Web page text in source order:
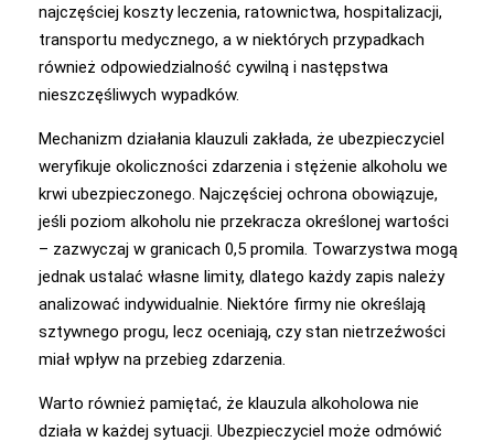
najczęściej koszty leczenia, ratownictwa, hospitalizacji,
transportu medycznego, a w niektórych przypadkach
również odpowiedzialność cywilną i następstwa
nieszczęśliwych wypadków.
Mechanizm działania klauzuli zakłada, że ubezpieczyciel
weryfikuje okoliczności zdarzenia i stężenie alkoholu we
krwi ubezpieczonego. Najczęściej ochrona obowiązuje,
jeśli poziom alkoholu nie przekracza określonej wartości
– zazwyczaj w granicach 0,5 promila. Towarzystwa mogą
jednak ustalać własne limity, dlatego każdy zapis należy
analizować indywidualnie. Niektóre firmy nie określają
sztywnego progu, lecz oceniają, czy stan nietrzeźwości
miał wpływ na przebieg zdarzenia.
Warto również pamiętać, że klauzula alkoholowa nie
działa w każdej sytuacji. Ubezpieczyciel może odmówić